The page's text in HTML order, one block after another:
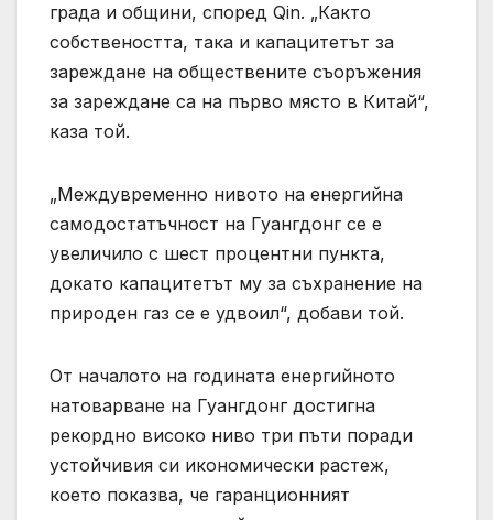
града и общини, според Qin. „Както
собствеността, така и капацитетът за
зареждане на обществените съоръжения
за зареждане са на първо място в Китай“,
каза той.
„Междувременно нивото на енергийна
самодостатъчност на Гуангдонг се е
увеличило с шест процентни пункта,
докато капацитетът му за съхранение на
природен газ се е удвоил“, добави той.
От началото на годината енергийното
натоварване на Гуангдонг достигна
рекордно високо ниво три пъти поради
устойчивия си икономически растеж,
което показва, че гаранционният